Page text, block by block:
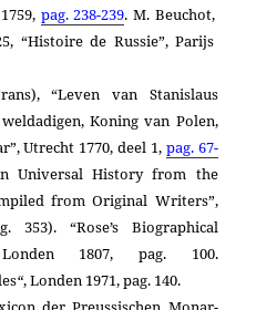
pag. 238-239. M. Beuchot,
“Histoire de Russie”, Parijs
“Leven van Stanislaus
Koning van Polen,
Utrecht 1770, deel 1, pag. 67-
Universal History from the
from Original Writers”,
353). “Rose’s Biographical
1807, pag. 100.
“, Londen 1971, pag. 140.